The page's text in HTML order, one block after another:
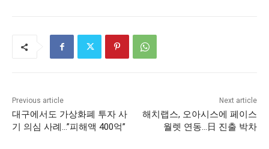
Previous article
대구에서도 가상화폐 투자 사
기 의심 사례…”피해액 400억”
Next article
해치랩스, 오아시스에 페이스
월렛 연동…日 진출 박차